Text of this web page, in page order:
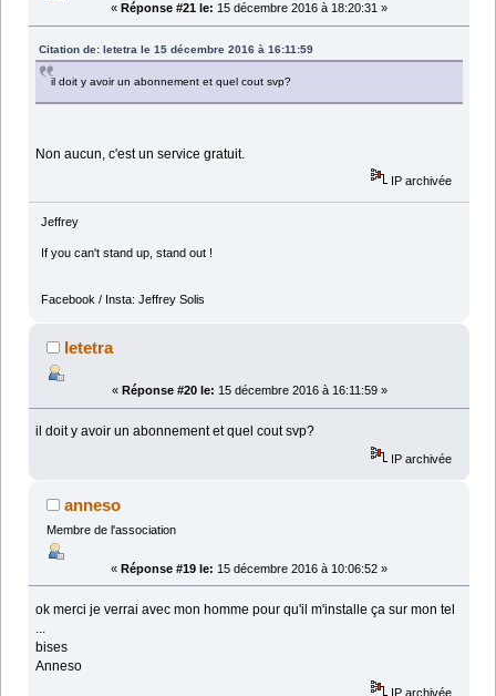
« Réponse #21 le: 15 décembre 2016 à 18:20:31 »
Citation de: letetra le 15 décembre 2016 à 16:11:59
il doit y avoir un abonnement et quel cout svp?
Non aucun, c'est un service gratuit.
IP archivée
Jeffrey
If you can't stand up, stand out !
Facebook / Insta: Jeffrey Solis
letetra
« Réponse #20 le: 15 décembre 2016 à 16:11:59 »
il doit y avoir un abonnement et quel cout svp?
IP archivée
anneso
Membre de l'association
« Réponse #19 le: 15 décembre 2016 à 10:06:52 »
ok merci je verrai avec mon homme pour qu'il m'installe ça sur mon tel
bises
Anneso
IP archivée